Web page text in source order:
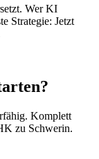
Wer KI
Strategie: Jetzt
Komplett
zu Schwerin.